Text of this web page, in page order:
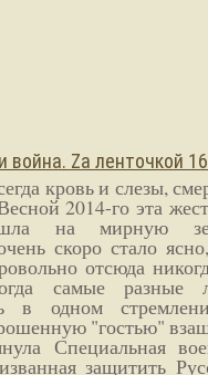
Zа ленточкой
кровь и слезы,
2014-го эта
на мирную
скоро стало
отсюда
самые разные
в одном
"гостью"
Специальная
защитить